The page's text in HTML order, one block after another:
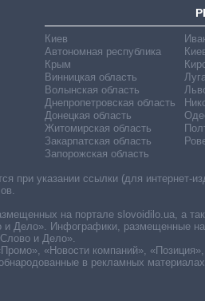
Киев
Автономная республика
Крым
Винницкая область
Волынская область
Днепропетровская область
Донецкая область
Житомирская область
Закарпатская область
Запорожская область
при указании ссылки (для интернет-
на портале slovoidilo.ua, а
Инфографики, размещенные на
и Дело».
«Новости компаний»,
в рекламных